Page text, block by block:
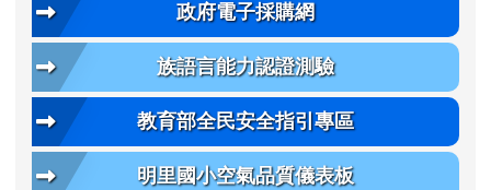
政府電子採購網
族語言能力認證測驗
教育部全民安全指引專區
明里國小空氣品質儀表板